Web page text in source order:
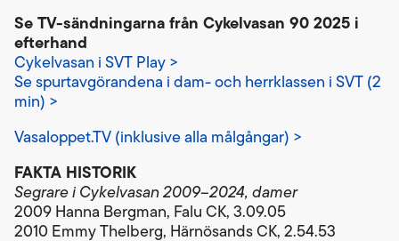
Se TV-sändningarna från Cykelvasan 90 2025 i
efterhand
Cykelvasan i SVT Play >
Se spurtavgörandena i dam- och herrklassen i SVT (2
min) >
Vasaloppet.TV (inklusive alla målgångar) >
FAKTA HISTORIK
Segrare i Cykelvasan 2009–2024, damer
2009 Hanna Bergman, Falu CK, 3.09.05
2010 Emmy Thelberg, Härnösands CK, 2.54.53